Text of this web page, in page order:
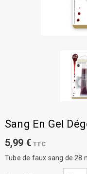
Sang En Gel
5,99 € TTC
Tube de faux sang de 28